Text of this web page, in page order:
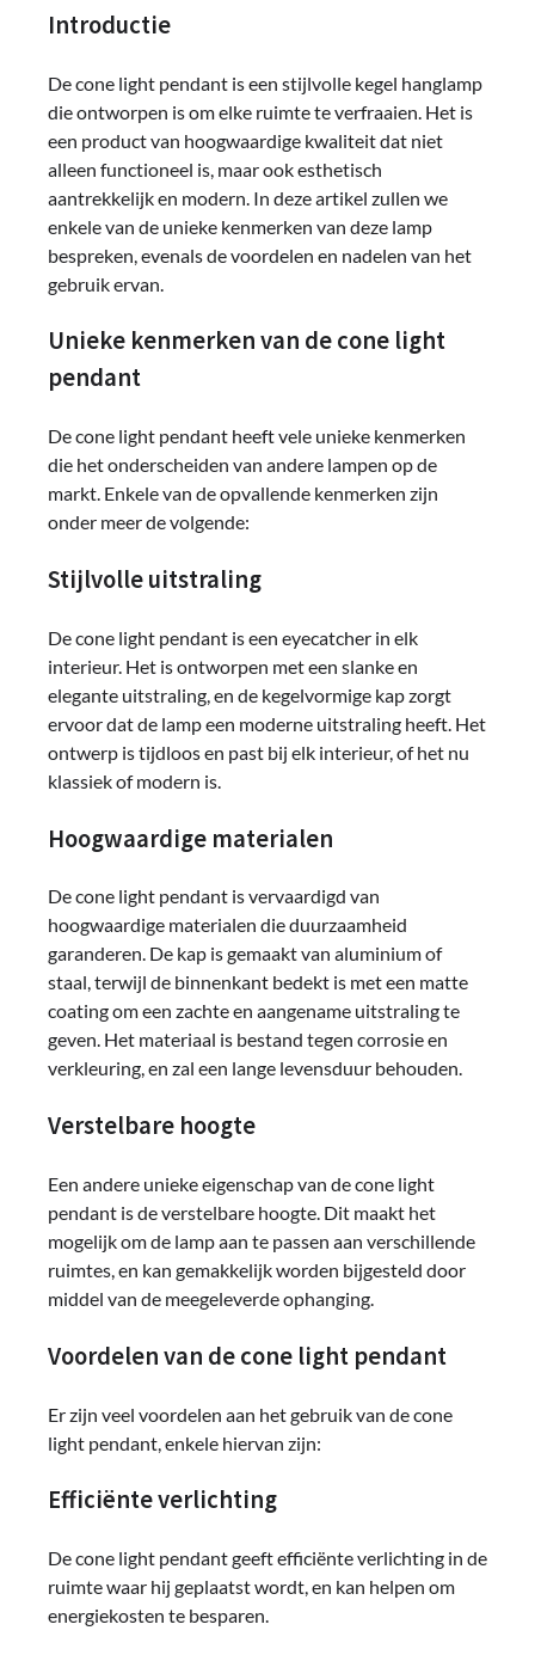
Introductie
De cone light pendant is een stijlvolle kegel hanglamp
die ontworpen is om elke ruimte te verfraaien. Het is
een product van hoogwaardige kwaliteit dat niet
alleen functioneel is, maar ook esthetisch
aantrekkelijk en modern. In deze artikel zullen we
enkele van de unieke kenmerken van deze lamp
bespreken, evenals de voordelen en nadelen van het
gebruik ervan.
Unieke kenmerken van de cone light
pendant
De cone light pendant heeft vele unieke kenmerken
die het onderscheiden van andere lampen op de
markt. Enkele van de opvallende kenmerken zijn
onder meer de volgende:
Stijlvolle uitstraling
De cone light pendant is een eyecatcher in elk
interieur. Het is ontworpen met een slanke en
elegante uitstraling, en de kegelvormige kap zorgt
ervoor dat de lamp een moderne uitstraling heeft. Het
ontwerp is tijdloos en past bij elk interieur, of het nu
klassiek of modern is.
Hoogwaardige materialen
De cone light pendant is vervaardigd van
hoogwaardige materialen die duurzaamheid
garanderen. De kap is gemaakt van aluminium of
staal, terwijl de binnenkant bedekt is met een matte
coating om een zachte en aangename uitstraling te
geven. Het materiaal is bestand tegen corrosie en
verkleuring, en zal een lange levensduur behouden.
Verstelbare hoogte
Een andere unieke eigenschap van de cone light
pendant is de verstelbare hoogte. Dit maakt het
mogelijk om de lamp aan te passen aan verschillende
ruimtes, en kan gemakkelijk worden bijgesteld door
middel van de meegeleverde ophanging.
Voordelen van de cone light pendant
Er zijn veel voordelen aan het gebruik van de cone
light pendant, enkele hiervan zijn:
Efficiënte verlichting
De cone light pendant geeft efficiënte verlichting in de
ruimte waar hij geplaatst wordt, en kan helpen om
energiekosten te besparen.